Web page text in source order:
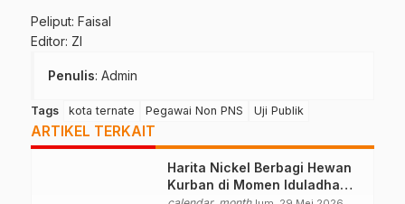
Peliput: Faisal
Editor: ZI
Penulis: Admin
Tags kota ternate Pegawai Non PNS Uji Publik
ARTIKEL TERKAIT
Harita Nickel Berbagi Hewan
Kurban di Momen Iduladha